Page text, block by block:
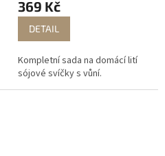
369 Kč
DETAIL
Kompletní sada na domácí lití
sójové svíčky s vůní.